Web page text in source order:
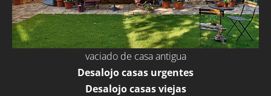
vaciado de casa antigua
Desalojo casas urgentes
Desalojo casas viejas